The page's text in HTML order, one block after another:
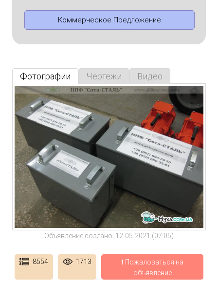
Коммерческое Предложение
Фотографии Чертежи Видео
Объявление создано: 12-05-2021 (07:05)
8554 1713
❗ Пожаловаться на
объявление